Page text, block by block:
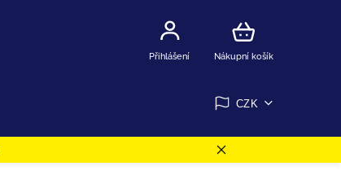
Nákupní košík
Přihlášení
CZK